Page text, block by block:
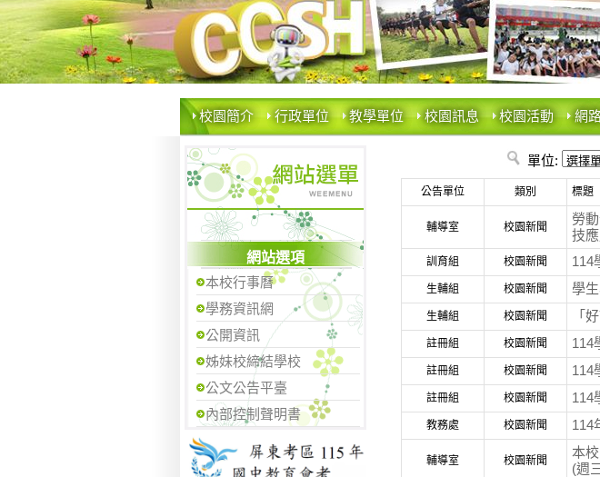
校園簡介 行政單位 教學單位 校園訊息 校園活動 網
網站選項
本校行事曆
學務資訊網
公開資訊
姊妹校締結學校
公文公告平臺
內部控制聲明書
單位:
公告單位 類別 標題
輔導室 校園新聞
勞
技
訓育組 校園新聞 114
生輔組 校園新聞 學
生輔組 校園新聞 「
註冊組 校園新聞 114
註冊組 校園新聞 114
註冊組 校園新聞 114
教務處 校園新聞 114
輔導室 校園新聞
本
(週